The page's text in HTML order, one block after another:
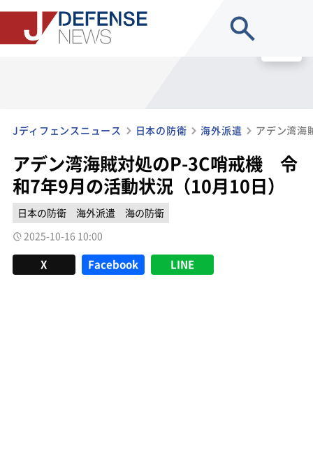
Jディフェンスニュース 日本の防衛 海外派遣
アデン湾海賊対処のP-3C哨戒機 令
和7年9月の活動状況（10月10日）
日本の防衛 海外派遣
海の防衛
2025-10-16 10:00
X Facebook LINE